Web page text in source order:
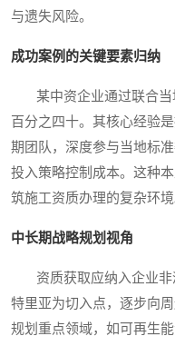
与遗失风险。
成功案例的关键要素归纳
某中资企业通过联合当
百分之四十。其核心经验
期团队，深度参与当地标
投入策略控制成本。这种
筑施工资质办理的复杂环境
中长期战略规划视角
资质获取应纳入企业非
特里亚为切入点，逐步向
规划重点领域，如可再生